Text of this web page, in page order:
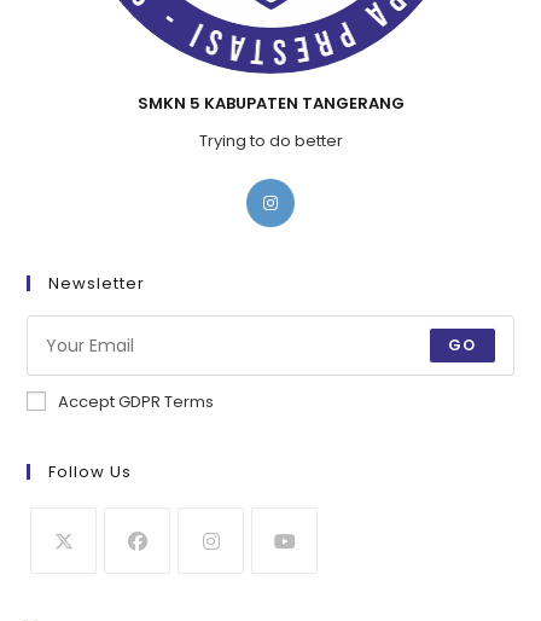
SMKN 5 KABUPATEN TANGERANG
Trying to do better
Newsletter
GO
Accept GDPR Terms
Follow Us